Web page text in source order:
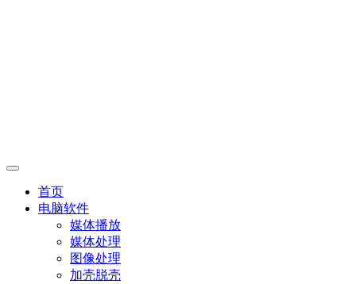
首页
电脑软件
媒体播放
媒体处理
图像处理
加壳脱壳